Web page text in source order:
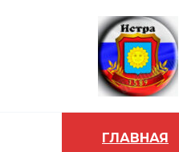
ГЛАВНАЯ